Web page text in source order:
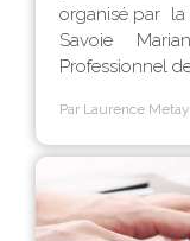
organisé par la
Savoie
Professionnel
Par Laurence